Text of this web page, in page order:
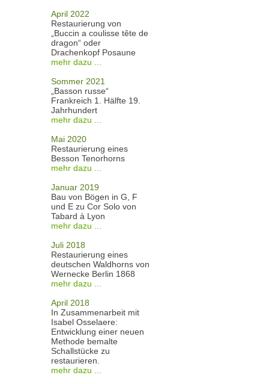
April 2022
Restaurierung von
„Buccin a coulisse tête de
dragon“ oder
Drachenkopf Posaune
mehr dazu ...
Sommer 2021
„Basson russe“
Frankreich 1. Hälfte 19.
Jahrhundert
mehr dazu ...
Mai 2020
Restaurierung eines
Besson Tenorhorns
mehr dazu ...
Januar 2019
Bau von Bögen in G, F
und E zu Cor Solo von
Tabard à Lyon
mehr dazu ...
Juli 2018
Restaurierung eines
deutschen Waldhorns von
Wernecke Berlin 1868
mehr dazu ...
April 2018
In Zusammenarbeit mit
Isabel Osselaere:
Entwicklung einer neuen
Methode bemalte
Schallstücke zu
restaurieren.
mehr dazu ...